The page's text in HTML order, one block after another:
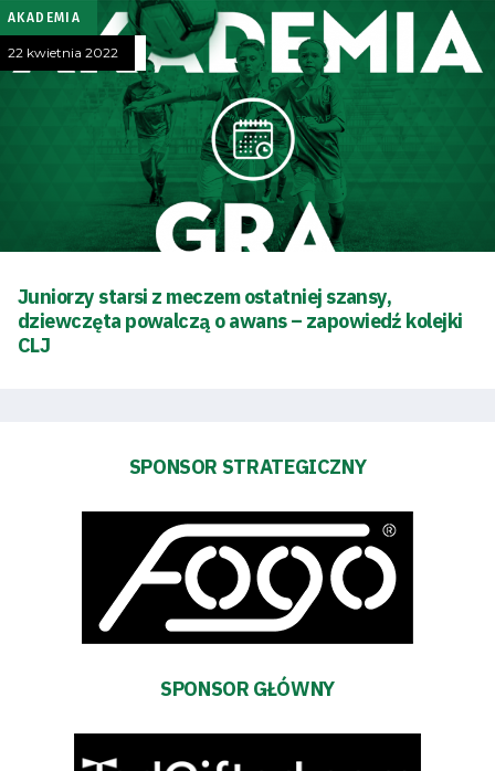
oszczędności
Dostępność
Bilety
AKADEMIA
22 kwietnia 2022
Juniorzy starsi z meczem ostatniej szansy,
dziewczęta powalczą o awans – zapowiedź kolejki
CLJ
SPONSOR STRATEGICZNY
SPONSOR GŁÓWNY